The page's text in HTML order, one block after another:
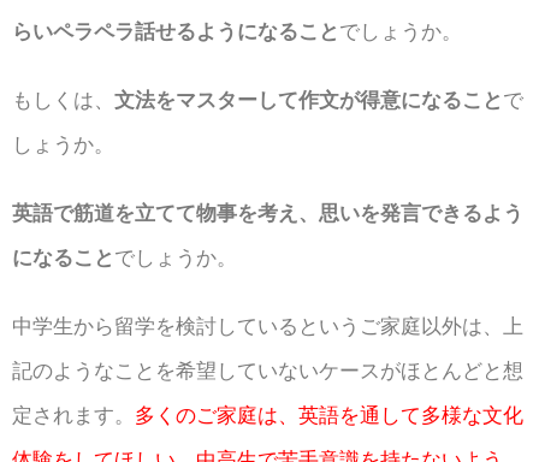
らいペラペラ話せるようになること でしょうか。
もしくは、 文法をマスターして作文が得意になること で
しょうか。
英語で筋道を立てて物事を考え、思いを発言できるよう
になること でしょうか。
中学生から留学を検討しているというご家庭以外は、上
記のようなことを希望していないケースがほとんどと想
定されます。 多くのご家庭は、英語を通して多様な文化